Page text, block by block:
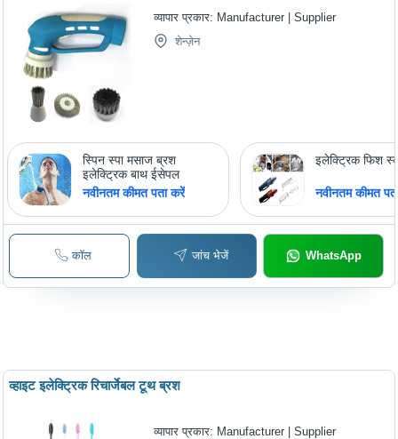
व्यापार प्रकार: Manufacturer | Supplier
शेन्ज़ेन
स्पिन स्पा मसाज ब्रश
इलेक्ट्रिक बाथ ईसेपल
नवीनतम कीमत पता करें
इलेक्ट्रिक फिश
नवीनतम कीमत
कॉल जांच भेजें WhatsApp
व्हाइट इलेक्ट्रिक रिचार्जेबल टूथ ब्रश
व्यापार प्रकार: Manufacturer | Supplier